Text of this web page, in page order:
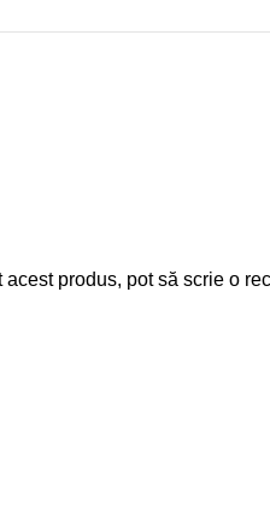
produs, pot să scrie o